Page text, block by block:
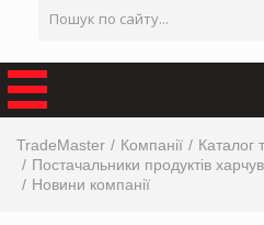
TradeMaster Компанії
Каталог
Постачальники продуктів
Новини компанії